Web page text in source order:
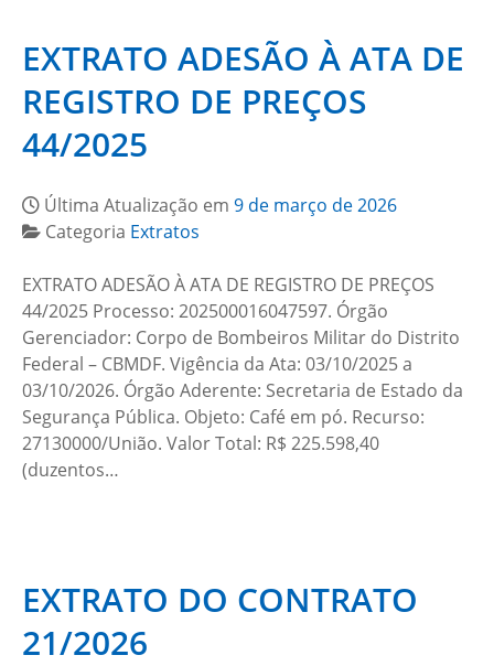
EXTRATO ADESÃO À ATA DE
REGISTRO DE PREÇOS
44/2025
Última Atualização em 9 de março de 2026
Categoria Extratos
EXTRATO ADESÃO À ATA DE REGISTRO DE PREÇOS
44/2025 Processo: 202500016047597. Órgão
Gerenciador: Corpo de Bombeiros Militar do Distrito
Federal – CBMDF. Vigência da Ata: 03/10/2025 a
03/10/2026. Órgão Aderente: Secretaria de Estado da
Segurança Pública. Objeto: Café em pó. Recurso:
27130000/União. Valor Total: R$ 225.598,40
(duzentos…
EXTRATO DO CONTRATO
21/2026